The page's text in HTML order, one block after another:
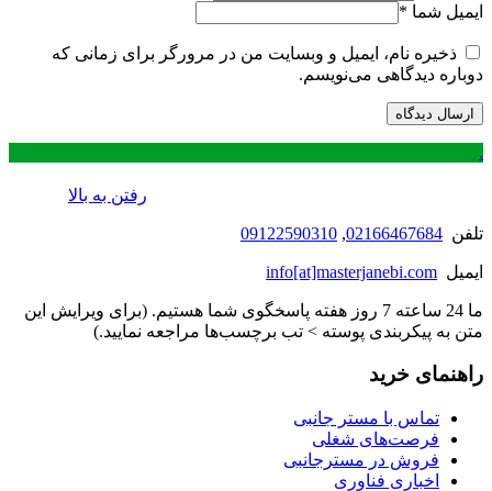
ایمیل شما *
ذخیره نام، ایمیل و وبسایت من در مرورگر برای زمانی که
دوباره دیدگاهی می‌نویسم.
.
رفتن به بالا
تلفن 02166467684
,
09122590310
ایمیل info[at]masterjanebi.com
ما 24 ساعته 7 روز هفته پاسخگوی شما هستیم. (برای ویرایش این
متن به پیکربندی پوسته > تب برچسب‌ها مراجعه نمایید.)
راهنمای خرید
تماس با مستر جانبی
فرصت‌های شغلی
فروش در مسترجانبی
اخباری فناوری